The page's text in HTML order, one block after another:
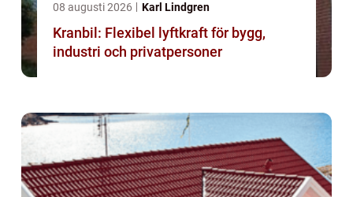
08 augusti 2026 Karl Lindgren
Kranbil: Flexibel lyftkraft för bygg,
industri och privatpersoner